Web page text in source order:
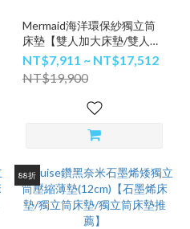
Mermaid海洋環保紗獨立筒
床墊【雙人加大床墊/雙人床
墊/環保床墊】
NT$7,911 ~ NT$17,512
NT$19,900
88折